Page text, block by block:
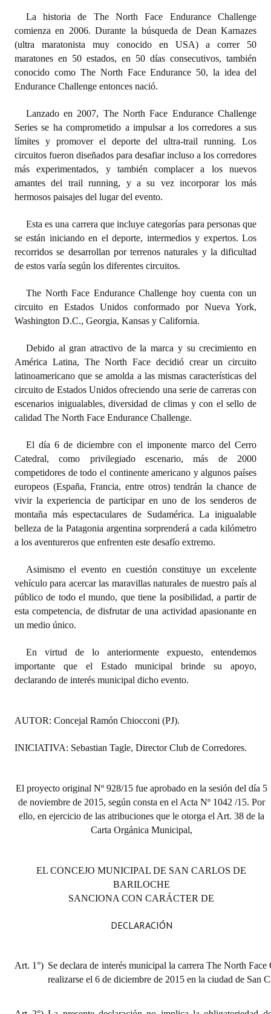
Ejecución Presupuestaria
Actas de Audiencias Públicas
NORMATIVA
Comunicaciones
Declaraciones
Resoluciones
Resoluciones de Presidencia
Antiguos Pobladores
Noticias Destacadas
Datos Históricos
Audiencias Públicas - Registro
Mujeres que Dejaron Huellas - Registro
Periodistas Decanos - Registro
Banca del Vecino - Registro
Huéspedes de Honor - Registro
Antiguos Pobladores - Registro
Reconocimientos - Registro
Entrega de distinciones
REFORMA DE LA CARTA ORGÁNICA
La historia de The North Face Endurance Challenge
comienza en 2006. Durante la búsqueda de Dean Karnazes
(ultra maratonista muy conocido en USA) a correr 50
maratones en 50 estados, en 50 días consecutivos, también
conocido como The North Face Endurance 50, la idea del
Endurance Challenge entonces nació.
Lanzado en 2007, The North Face Endurance Challenge
Series se ha comprometido a impulsar a los corredores a sus
límites y promover el deporte del ultra-trail running. Los
circuitos fueron diseñados para desafiar incluso a los corredores
más experimentados, y también complacer a los nuevos
amantes del trail running, y a su vez incorporar los más
hermosos paisajes del lugar del evento.
Esta es una carrera que incluye categorías para personas que
se están iniciando en el deporte, intermedios y expertos. Los
recorridos se desarrollan por terrenos naturales y la dificultad
de estos varía según los diferentes circuitos.
The North Face Endurance Challenge hoy cuenta con un
circuito en Estados Unidos conformado por Nueva York,
Washington D.C., Georgia, Kansas y California.
Debido al gran atractivo de la marca y su crecimiento en
América Latina, The North Face decidió crear un circuito
latinoamericano que se amolda a las mismas características del
circuito de Estados Unidos ofreciendo una serie de carreras con
escenarios inigualables, diversidad de climas y con el sello de
calidad The North Face Endurance Challenge.
El día 6 de diciembre con el imponente marco del Cerro
Catedral, como privilegiado escenario, más de 2000
competidores de todo el continente americano y algunos países
europeos (España, Francia, entre otros) tendrán la chance de
vivir la experiencia de participar en uno de los senderos de
montaña más espectaculares de Sudamérica. La inigualable
belleza de la Patagonia argentina sorprenderá a cada kilómetro
a los aventureros que enfrenten este desafío extremo.
Asimismo el evento en cuestión constituye un excelente
vehículo para acercar las maravillas naturales de nuestro país al
público de todo el mundo, que tiene la posibilidad, a partir de
esta competencia, de disfrutar de una actividad apasionante en
un medio único.
En virtud de lo anteriormente expuesto, entendemos
importante que el Estado municipal brinde su apoyo,
declarando de interés municipal dicho evento.
AUTOR: Concejal Ramón Chiocconi (PJ).
INICIATIVA: Sebastian Tagle, Director Club de Corredores.
El proyecto original Nº 928/15 fue aprobado en la sesión del día 5
de noviembre de 2015, según consta en el Acta Nº 1042 /15. Por
ello, en ejercicio de las atribuciones que le otorga el Art. 38 de la
Carta Orgánica Municipal,
EL CONCEJO MUNICIPAL DE SAN CARLOS DE
BARILOCHE
SANCIONA CON CARÁCTER DE
DECLARACIÓN
Art. 1°) Se declara de interés municipal la carrera The North
realizarse el 6 de diciembre de 2015 en la ciudad de San